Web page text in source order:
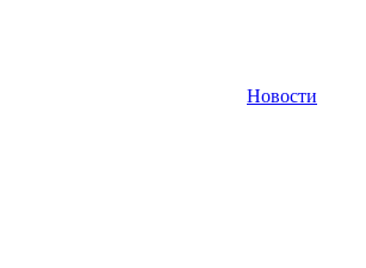
Новости